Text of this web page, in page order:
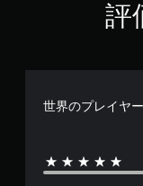
評
世界のプレイヤ